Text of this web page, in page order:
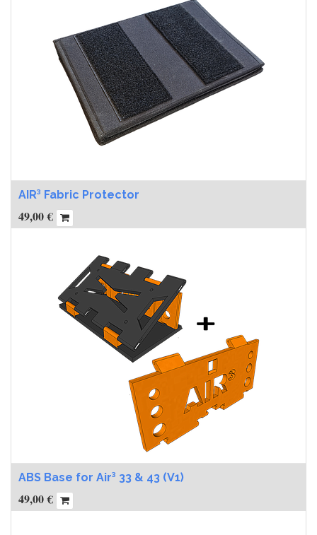
AIR³ Fabric Protector
49,00€
ABS Base for Air³ 33 & 43 (V1)
49,00€